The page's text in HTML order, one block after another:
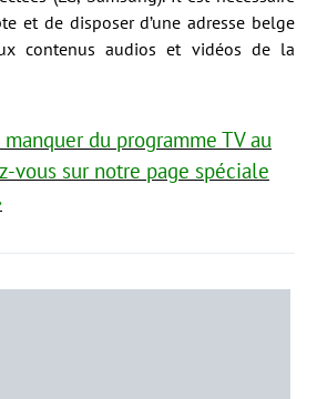
et de disposer d’une adresse belge
contenus audios et vidéos de la
du programme TV au
vous sur notre page spéciale